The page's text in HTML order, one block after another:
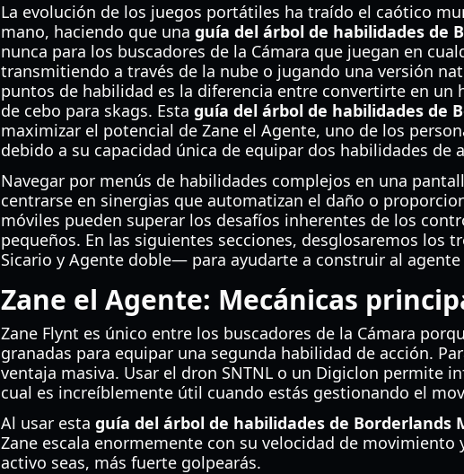
La evolución de los juegos portátiles ha traído el caótico
mano, haciendo que una guía del árbol de habilidades de
nunca para los buscadores de la Cámara que juegan en
transmitiendo a través de la nube o jugando una versión
puntos de habilidad es la diferencia entre convertirte en
de cebo para skags. Esta guía del árbol de habilidades de
maximizar el potencial de Zane el Agente, uno de los
debido a su capacidad única de equipar dos habilidades de
Navegar por menús de habilidades complejos en una
centrarse en sinergias que automatizan el daño o
móviles pueden superar los desafíos inherentes de los
pequeños. En las siguientes secciones, desglosaremos
Sicario y Agente doble— para ayudarte a construir al
Zane el Agente: Mecánicas
Zane Flynt es único entre los buscadores de la Cámara
granadas para equipar una segunda habilidad de acción.
ventaja masiva. Usar el dron SNTNL o un Digiclon permite
cual es increíblemente útil cuando estás gestionando el
Al usar esta guía del árbol de habilidades de Borderlands
Zane escala enormemente con su velocidad de movimiento
activo seas, más fuerte golpearás.